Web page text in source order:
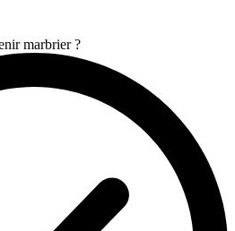
marbrier ?